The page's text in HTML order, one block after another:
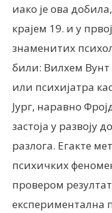
иако је ова
крајем 19. и у
знаменитих
били: Вилхем
или психијатра
Јург, наравно
застоја у развоју
разлога. Егакте
психичких
провером
експериментална